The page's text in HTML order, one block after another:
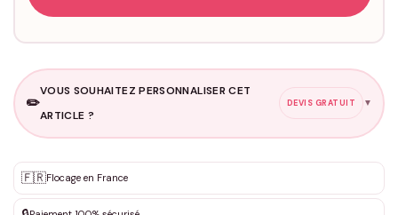
✏️
VOUS SOUHAITEZ PERSONNALISER CET
ARTICLE ?
DEVIS GRATUIT ▼
✨ Personnalisation sur mesure
DEVIS GRATUIT · Personnalisation de 3 à 10€ selon la demande
🇫🇷Flocage en France